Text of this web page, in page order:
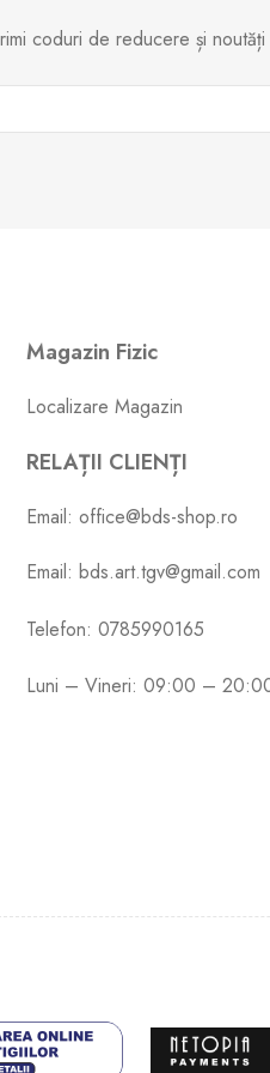
coduri de reducere și noutăți
Magazin Fizic
Localizare Magazin
RELAȚII CLIENȚI
Email: office@bds-shop.ro
Email: bds.art.tgv@gmail.com
Telefon: 0785990165
Luni – Vineri: 09:00 –